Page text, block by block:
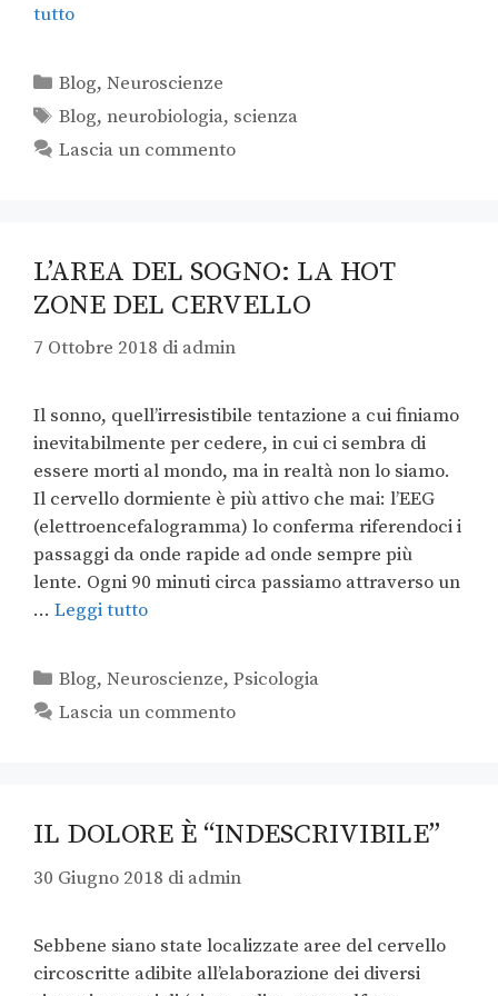
tutto
Blog,Neuroscienze
Blog,neurobiologia, scienza
Lascia un commento
L’AREA DEL SOGNO: LA HOT
ZONE DEL CERVELLO
7 Ottobre 2018 di admin
Il sonno, quell’irresistibile tentazione a cui finiamo
inevitabilmente per cedere, in cui ci sembra di
essere morti al mondo, ma in realtà non lo siamo.
Il cervello dormiente è più attivo che mai: l’EEG
(elettroencefalogramma) lo conferma riferendoci i
passaggi da onde rapide ad onde sempre più
lente. Ogni 90 minuti circa passiamo attraverso un
… Leggi tutto
Blog,Neuroscienze,Psicologia
Lascia un commento
IL DOLORE È “INDESCRIVIBILE”
30 Giugno 2018 di admin
Sebbene siano state localizzate aree del cervello
circoscritte adibite all’elaborazione dei diversi